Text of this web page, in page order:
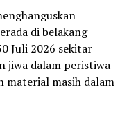
pejabat Kejaksaan.
melakukan
Jambi apabila
serta segera
hukum apabila
penipuan
di belakang
Juli 2026 sekitar
jiwa dalam peristiwa
material masih dalam